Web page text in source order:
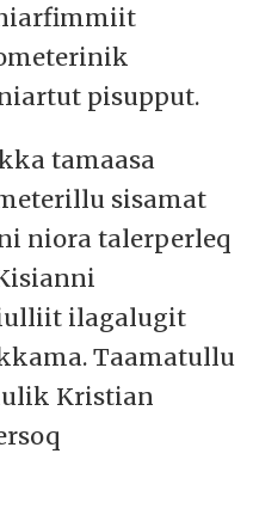
pisupput.
tamaasa
sisamat
niora talerperleq
ilagalugit
Taamatullu
Kristian